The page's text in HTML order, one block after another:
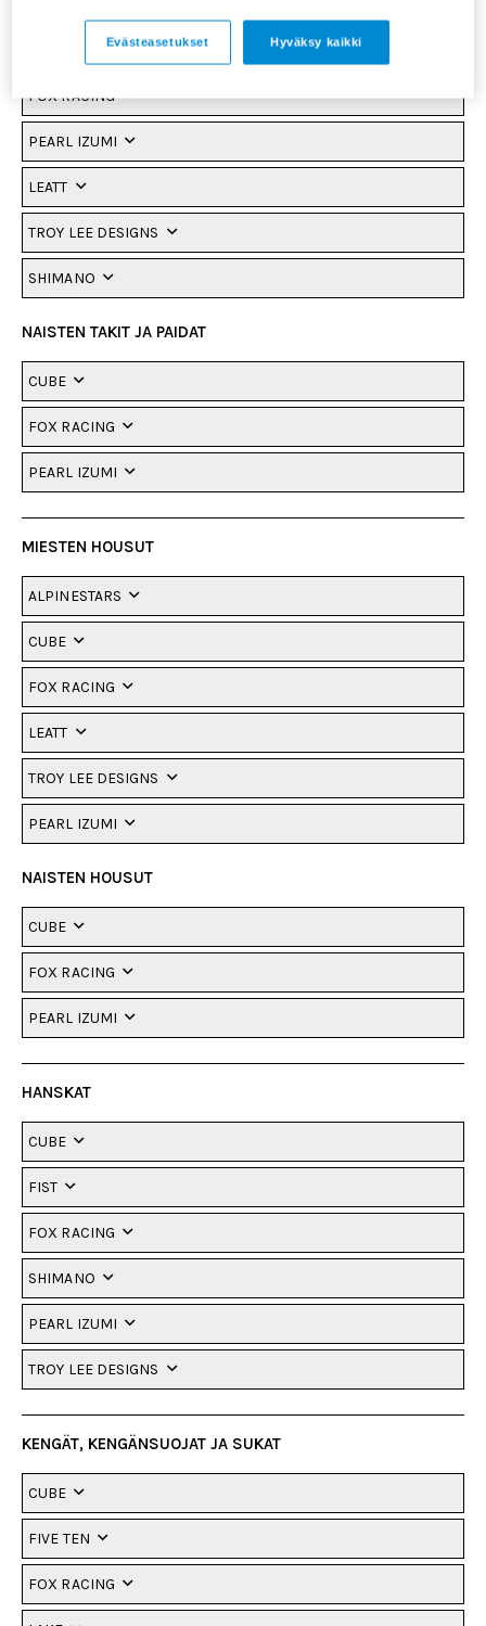
FOX RACING
PEARL IZUMI
LEATT
TROY LEE DESIGNS
SHIMANO
NAISTEN TAKIT JA PAIDAT
CUBE
FOX RACING
PEARL IZUMI
MIESTEN HOUSUT
ALPINESTARS
CUBE
FOX RACING
LEATT
TROY LEE DESIGNS
PEARL IZUMI
NAISTEN HOUSUT
CUBE
FOX RACING
PEARL IZUMI
HANSKAT
CUBE
FIST
FOX RACING
SHIMANO
PEARL IZUMI
TROY LEE DESIGNS
KENGÄT, KENGÄNSUOJAT JA SUKAT
CUBE
FIVE TEN
FOX RACING
Hyväksy kaikki
Evästeasetukset